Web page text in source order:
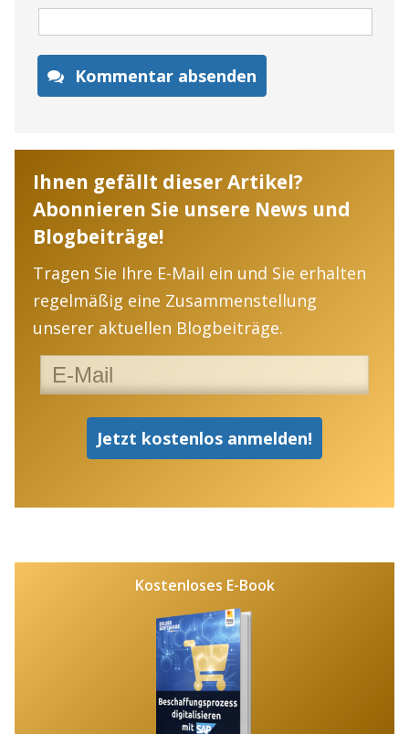
Kommentar absenden
Ihnen gefällt dieser Artikel?
Abonnieren Sie unsere News und
Blogbeiträge!
Tragen Sie Ihre E-Mail ein und Sie erhalten
regelmäßig eine Zusammenstellung
unserer aktuellen Blogbeiträge.
Kostenloses E-Book